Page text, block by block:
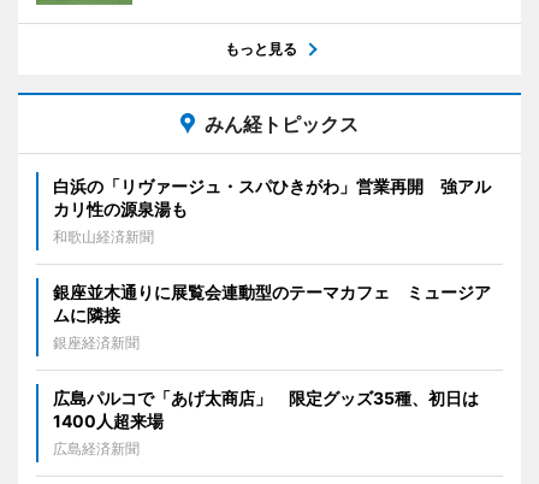
もっと見る
みん経トピックス
白浜の「リヴァージュ・スパひきがわ」営業再開 強アル
カリ性の源泉湯も
和歌山経済新聞
銀座並木通りに展覧会連動型のテーマカフェ ミュージア
ムに隣接
銀座経済新聞
広島パルコで「あげ太商店」 限定グッズ35種、初日は
1400人超来場
広島経済新聞